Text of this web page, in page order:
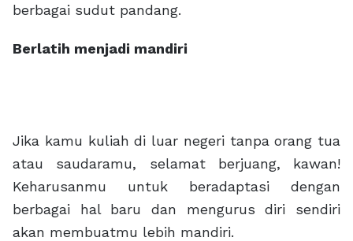
berbagai sudut pandang.
Berlatih menjadi mandiri
Jika kamu kuliah di luar negeri tanpa orang tua
atau saudaramu, selamat berjuang, kawan!
Keharusanmu untuk beradaptasi dengan
berbagai hal baru dan mengurus diri sendiri
akan membuatmu lebih mandiri.